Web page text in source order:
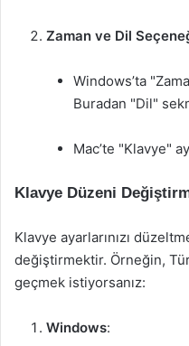
Zaman ve Dil
Windows’ta
Buradan "Dil"
Mac’te "Klavye"
Klavye Düzeni
Klavye ayarlarınızı
değiştirmektir. Örneğin,
geçmek istiyorsanız:
Windows: